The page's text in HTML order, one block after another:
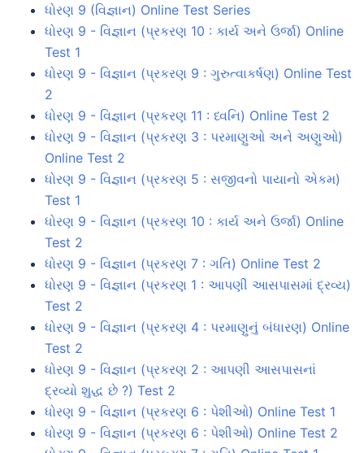
ધોરણ 9 (વિજ્ઞાન) Online Test Series
ધોરણ 9 - વિજ્ઞાન (પ્રકરણ 10 : કાર્ય અને ઉર્જા) Online
Test 1
ધોરણ 9 - વિજ્ઞાન (પ્રકરણ 9 : ગુરુત્વાકર્ષણ) Online Test
2
ધોરણ 9 - વિજ્ઞાન (પ્રકરણ 11 : ધ્વનિ) Online Test 2
ધોરણ 9 - વિજ્ઞાન (પ્રકરણ 3 : પરમાણુઓ અને અણુઓ)
Online Test 2
ધોરણ 9 - વિજ્ઞાન (પ્રકરણ 5 : સજીવનો પાયાનો એકમ)
Test 1
ધોરણ 9 - વિજ્ઞાન (પ્રકરણ 10 : કાર્ય અને ઉર્જા) Online
Test 2
ધોરણ 9 - વિજ્ઞાન (પ્રકરણ 7 : ગતિ) Online Test 2
ધોરણ 9 - વિજ્ઞાન (પ્રકરણ 1 : આપણી આસપાસમાં દ્રવ્ય)
Test 2
ધોરણ 9 - વિજ્ઞાન (પ્રકરણ 4 : પરમાણુનું બંધારણ) Online
Test 2
ધોરણ 9 - વિજ્ઞાન (પ્રકરણ 2 : આપણી આસપાસનાં
દ્રવ્યો શુદ્ધ છે ?) Test 2
ધોરણ 9 - વિજ્ઞાન (પ્રકરણ 6 : પેશીઓ) Online Test 1
ધોરણ 9 - વિજ્ઞાન (પ્રકરણ 6 : પેશીઓ) Online Test 2